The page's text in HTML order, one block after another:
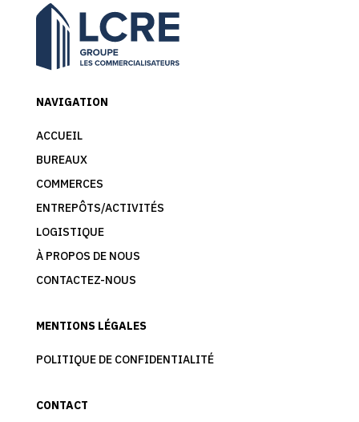
NAVIGATION
ACCUEIL
BUREAUX
COMMERCES
ENTREPÔTS/ACTIVITÉS
LOGISTIQUE
À PROPOS DE NOUS
CONTACTEZ-NOUS
MENTIONS LÉGALES
POLITIQUE DE CONFIDENTIALITÉ
CONTACT